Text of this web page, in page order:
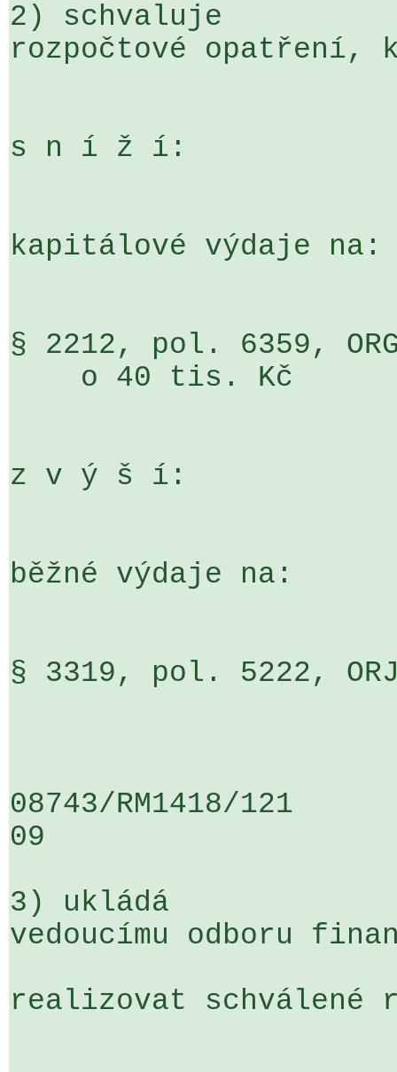
2) schvaluje
rozpočtové opatření,
s n í ž í:
kapitálové výdaje na:
§ 2212, pol. 6359,
z v ý š í:
běžné výdaje na:
§ 3319, pol. 5222,
08743/RM1418/
09
3) ukládá
vedoucímu odboru
realizovat schválené